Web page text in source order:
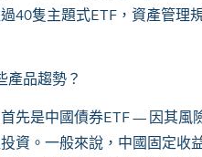
40隻主題式ETF ，資產管理
產品趨勢？
先是中國債券ETF— 因其風
資。一般來說，中國固定收